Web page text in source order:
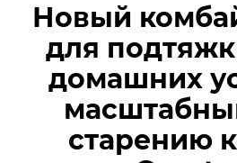
Новый
для
домашних
старению